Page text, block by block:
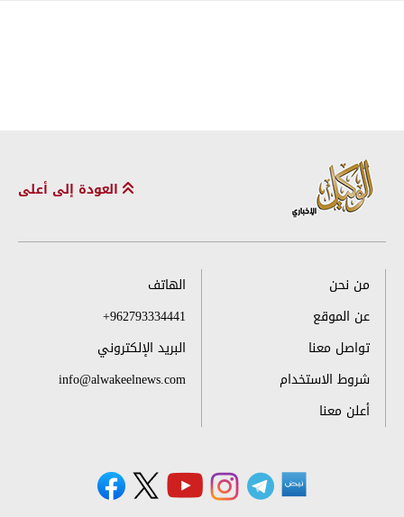
العودة إلى أعلى
من نحن
عن الموقع
تواصل معنا
شروط الاستخدام
أعلن معنا
الهاتف
+962793334441
البريد الإلكتروني
info@alwakeelnews.com